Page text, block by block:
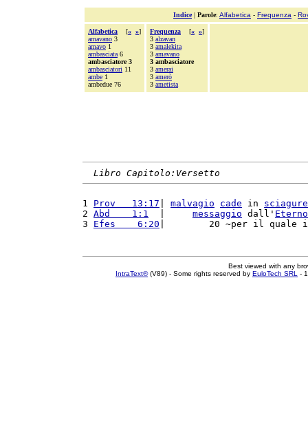
Indice| Parole: Alfabetica - Frequenza -
Alfabetica [« »]
amavano 3
amavo 1
ambasciata 6
ambasciatore 3
ambasciatori 11
ambe 1
ambedue 76
Frequenza [« »]
3 alzavan
3 amalekita
3 amavano
3 ambasciatore
3 amerai
3 amerò
3 ametista
Libro Capitolo:Versetto
1 Prov   13:17 malvagio cade in sciagure
2 Abd    1:1 messaggio dall' Eterno
3 Efes    6:20 |        20 ~per il quale
Best viewed with any
IntraText®(V89) - Some rights reserved by EuloTech SRL -